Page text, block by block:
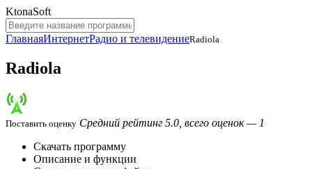
KtonaSoft
ГлавнаяИнтернетРадио и телевидениеRadiola
Radiola
Поставить оценку Средний рейтинг 5.0, всего оценок — 1
Скачать программу
Описание и функции